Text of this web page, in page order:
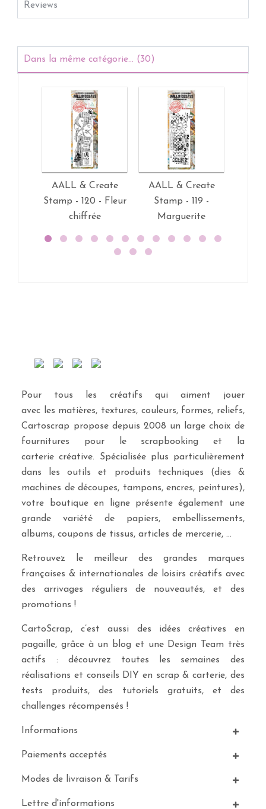
Reviews
Dans la même catégorie... (30)
AALL & Create
Stamp - 120 - Fleur
chiffrée
AALL & Create
Stamp - 119 -
Marguerite
Pour tous les créatifs qui aiment jouer
avec les matières, textures, couleurs, formes, reliefs,
Cartoscrap propose depuis 2008 un large choix de
fournitures pour le scrapbooking et la
carterie créative. Spécialisée plus particulièrement
dans les outils et produits techniques (dies &
machines de découpes, tampons, encres, peintures),
votre boutique en ligne présente également une
grande variété de papiers, embellissements,
albums, coupons de tissus, articles de mercerie, …
Retrouvez le meilleur des grandes marques
françaises & internationales de loisirs créatifs avec
des arrivages réguliers de nouveautés, et des
promotions !
CartoScrap, c’est aussi des idées créatives en
pagaille, grâce à un blog et une Design Team très
actifs : découvrez toutes les semaines des
réalisations et conseils DIY en scrap & carterie, des
tests produits, des tutoriels gratuits, et des
challenges récompensés !
Informations
Paiements acceptés
Modes de livraison & Tarifs
Lettre d'informations